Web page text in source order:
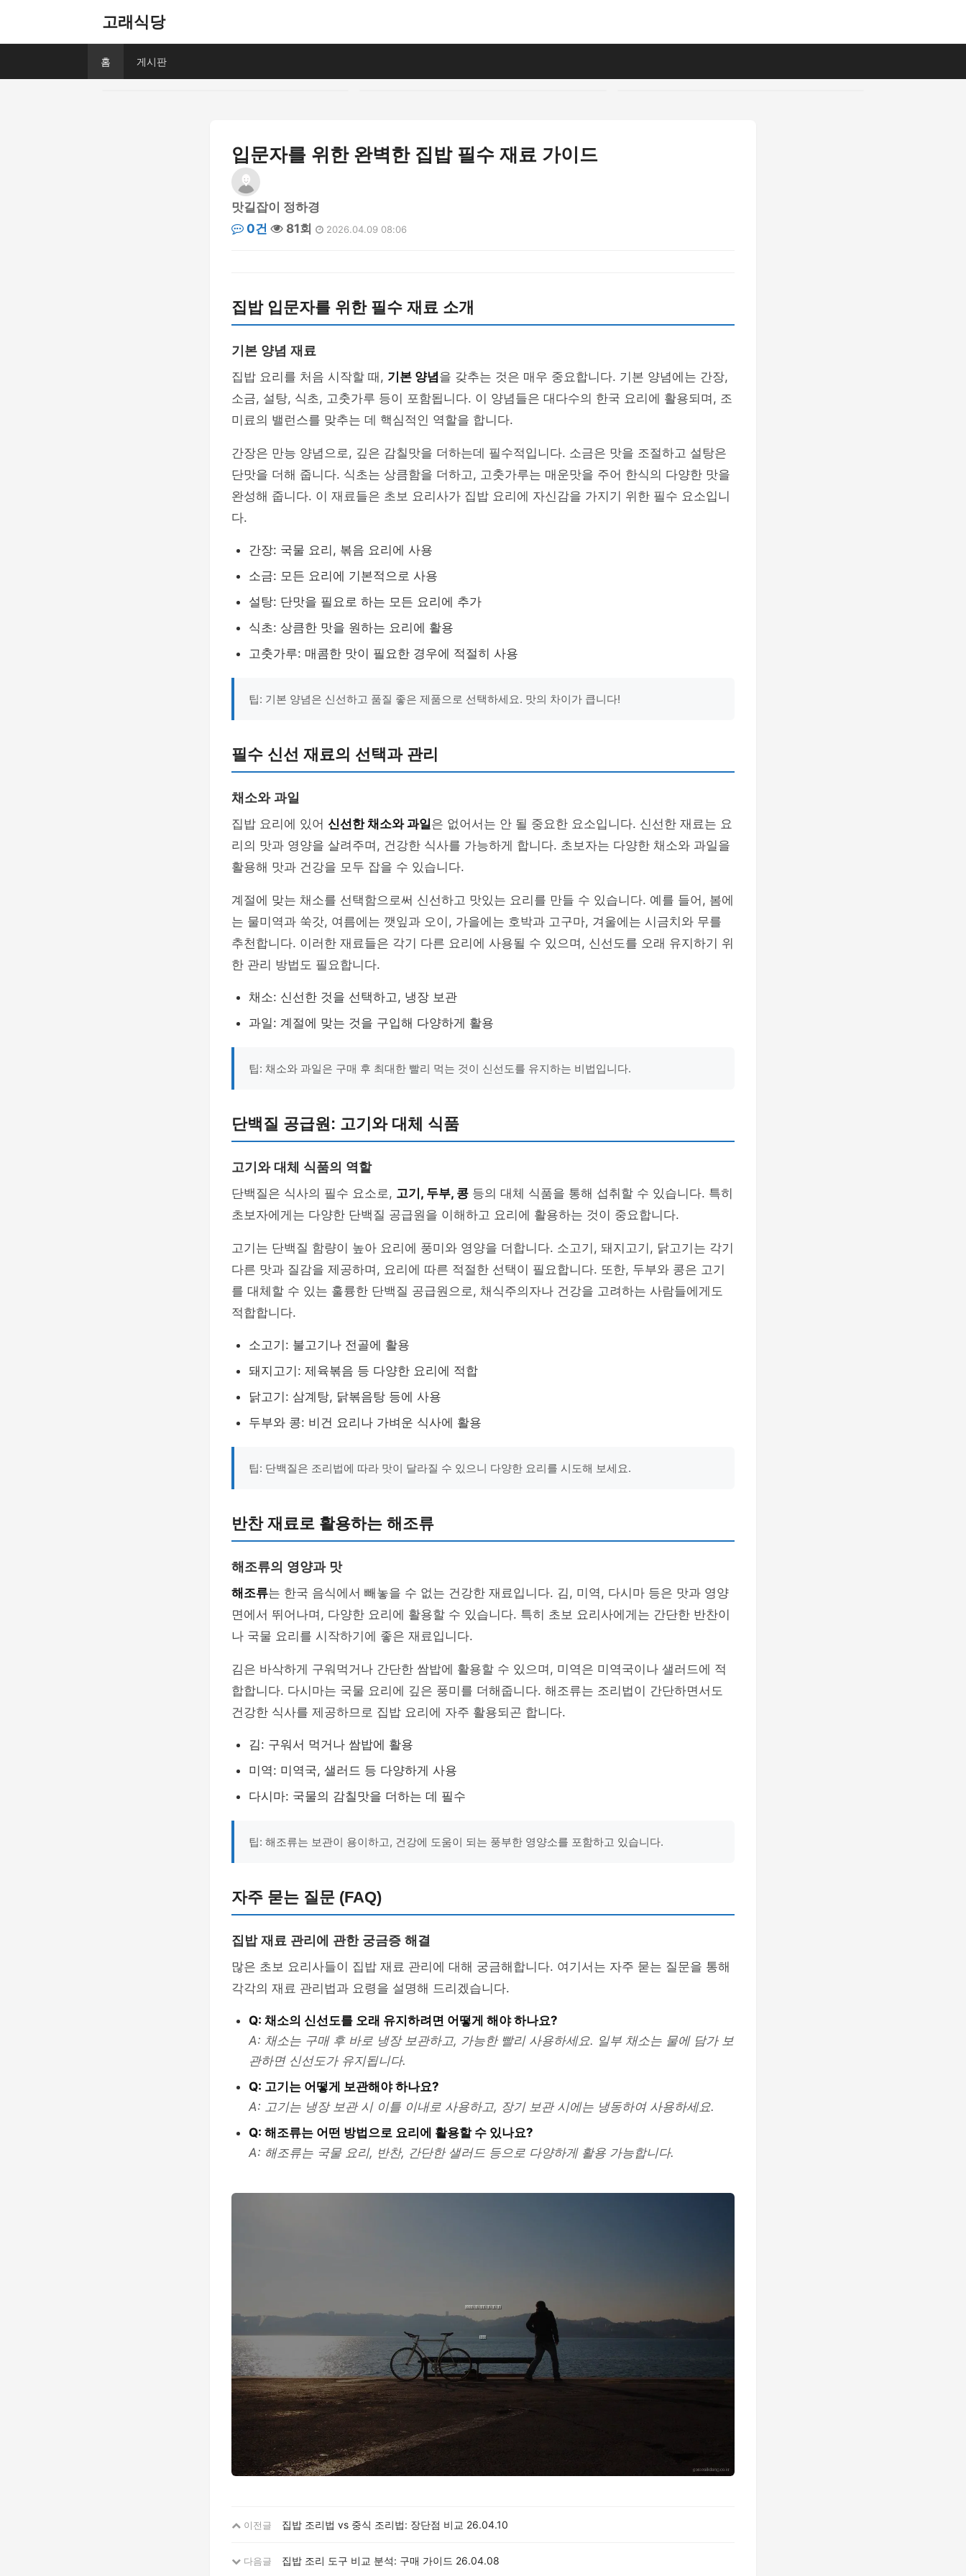
고래식당
홈 게시판
입문자를 위한 완벽한 집밥 필수 재료 가이드
맛길잡이 정하경
0건
81회 2026.04.09 08:06
집밥 입문자를 위한 필수 재료 소개
기본 양념 재료
집밥 요리를 처음 시작할 때, 기본 양념을 갖추는 것은 매우 중요합니다. 기본 양념에는 간장,
소금, 설탕, 식초, 고춧가루 등이 포함됩니다. 이 양념들은 대다수의 한국 요리에 활용되며, 조
미료의 밸런스를 맞추는 데 핵심적인 역할을 합니다.
간장은 만능 양념으로, 깊은 감칠맛을 더하는데 필수적입니다. 소금은 맛을 조절하고 설탕은
단맛을 더해 줍니다. 식초는 상큼함을 더하고, 고춧가루는 매운맛을 주어 한식의 다양한 맛을
완성해 줍니다. 이 재료들은 초보 요리사가 집밥 요리에 자신감을 가지기 위한 필수 요소입니
다.
간장: 국물 요리, 볶음 요리에 사용
소금: 모든 요리에 기본적으로 사용
설탕: 단맛을 필요로 하는 모든 요리에 추가
식초: 상큼한 맛을 원하는 요리에 활용
고춧가루: 매콤한 맛이 필요한 경우에 적절히 사용
팁: 기본 양념은 신선하고 품질 좋은 제품으로 선택하세요. 맛의 차이가 큽니다!
필수 신선 재료의 선택과 관리
채소와 과일
집밥 요리에 있어 신선한 채소와 과일은 없어서는 안 될 중요한 요소입니다. 신선한 재료는 요
리의 맛과 영양을 살려주며, 건강한 식사를 가능하게 합니다. 초보자는 다양한 채소와 과일을
활용해 맛과 건강을 모두 잡을 수 있습니다.
계절에 맞는 채소를 선택함으로써 신선하고 맛있는 요리를 만들 수 있습니다. 예를 들어, 봄에
는 물미역과 쑥갓, 여름에는 깻잎과 오이, 가을에는 호박과 고구마, 겨울에는 시금치와 무를
추천합니다. 이러한 재료들은 각기 다른 요리에 사용될 수 있으며, 신선도를 오래 유지하기 위
한 관리 방법도 필요합니다.
채소: 신선한 것을 선택하고, 냉장 보관
과일: 계절에 맞는 것을 구입해 다양하게 활용
팁: 채소와 과일은 구매 후 최대한 빨리 먹는 것이 신선도를 유지하는 비법입니다.
단백질 공급원: 고기와 대체 식품
고기와 대체 식품의 역할
단백질은 식사의 필수 요소로, 고기, 두부, 콩 등의 대체 식품을 통해 섭취할 수 있습니다. 특히
초보자에게는 다양한 단백질 공급원을 이해하고 요리에 활용하는 것이 중요합니다.
고기는 단백질 함량이 높아 요리에 풍미와 영양을 더합니다. 소고기, 돼지고기, 닭고기는 각기
다른 맛과 질감을 제공하며, 요리에 따른 적절한 선택이 필요합니다. 또한, 두부와 콩은 고기
를 대체할 수 있는 훌륭한 단백질 공급원으로, 채식주의자나 건강을 고려하는 사람들에게도
적합합니다.
소고기: 불고기나 전골에 활용
돼지고기: 제육볶음 등 다양한 요리에 적합
닭고기: 삼계탕, 닭볶음탕 등에 사용
두부와 콩: 비건 요리나 가벼운 식사에 활용
팁: 단백질은 조리법에 따라 맛이 달라질 수 있으니 다양한 요리를 시도해 보세요.
반찬 재료로 활용하는 해조류
해조류의 영양과 맛
해조류는 한국 음식에서 빼놓을 수 없는 건강한 재료입니다. 김, 미역, 다시마 등은 맛과 영양
면에서 뛰어나며, 다양한 요리에 활용할 수 있습니다. 특히 초보 요리사에게는 간단한 반찬이
나 국물 요리를 시작하기에 좋은 재료입니다.
김은 바삭하게 구워먹거나 간단한 쌈밥에 활용할 수 있으며, 미역은 미역국이나 샐러드에 적
합합니다. 다시마는 국물 요리에 깊은 풍미를 더해줍니다. 해조류는 조리법이 간단하면서도
건강한 식사를 제공하므로 집밥 요리에 자주 활용되곤 합니다.
김: 구워서 먹거나 쌈밥에 활용
미역: 미역국, 샐러드 등 다양하게 사용
다시마: 국물의 감칠맛을 더하는 데 필수
팁: 해조류는 보관이 용이하고, 건강에 도움이 되는 풍부한 영양소를 포함하고 있습니다.
자주 묻는 질문 (FAQ)
집밥 재료 관리에 관한 궁금증 해결
많은 초보 요리사들이 집밥 재료 관리에 대해 궁금해합니다. 여기서는 자주 묻는 질문을 통해
각각의 재료 관리법과 요령을 설명해 드리겠습니다.
Q: 채소의 신선도를 오래 유지하려면 어떻게 해야 하나요?
A: 채소는 구매 후 바로 냉장 보관하고, 가능한 빨리 사용하세요. 일부 채소는 물에 담가 보
관하면 신선도가 유지됩니다.
Q: 고기는 어떻게 보관해야 하나요?
A: 고기는 냉장 보관 시 이틀 이내로 사용하고, 장기 보관 시에는 냉동하여 사용하세요.
Q: 해조류는 어떤 방법으로 요리에 활용할 수 있나요?
A: 해조류는 국물 요리, 반찬, 간단한 샐러드 등으로 다양하게 활용 가능합니다.
이전글 집밥 조리법 vs 중식 조리법: 장단점 비교 26.04.10
다음글 집밥 조리 도구 비교 분석: 구매 가이드 26.04.08